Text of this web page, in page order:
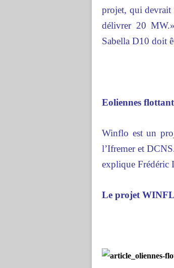
projet, qui devrait
délivrer 20
Sabella D10 doit
Eoliennes
Winflo est un
l’Ifremer et
explique Frédéric
Le projet